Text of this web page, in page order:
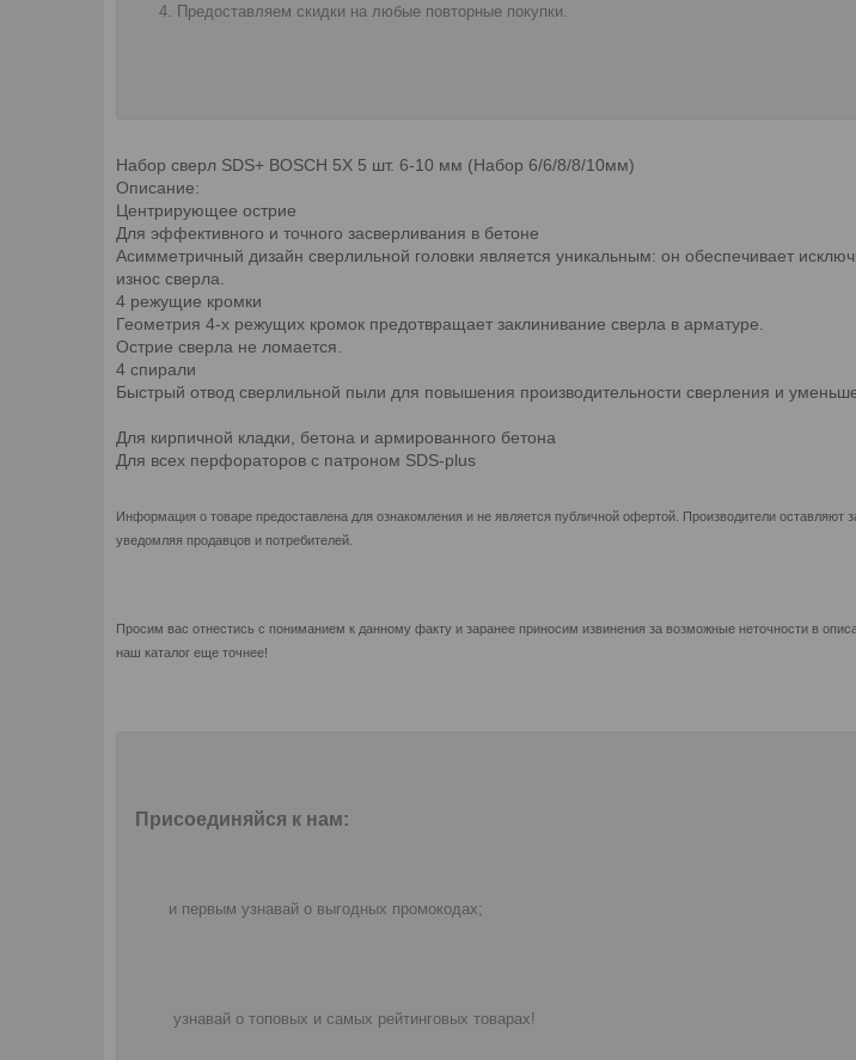
Предоставляем скидки на любые повторные покупки.
Набор сверл SDS+ BOSCH 5X 5 шт. 6-10 мм (Набор 6/6/8/8/10мм)
Описание:
Центрирующее острие
Для эффективного и точного засверливания в бетоне
Асимметричный дизайн сверлильной головки является уникальным: он обеспечивает
износ сверла.
4 режущие кромки
Геометрия 4-х режущих кромок предотвращает заклинивание сверла в арматуре.
Острие сверла не ломается.
4 спирали
Быстрый отвод сверлильной пыли для повышения производительности сверления и
Для кирпичной кладки, бетона и армированного бетона
Для всех перфораторов с патроном SDS-plus
Информация о товаре предоставлена для ознакомления и не является публичной офертой. Производители
уведомляя продавцов и потребителей.
Просим вас отнестись с пониманием к данному факту и заранее приносим извинения за возможные неточности в
наш каталог еще точнее!
Присоединяйся к нам:
и первым узнавай о выгодных промокодах;
узнавай о топовых и самых рейтинговых товарах!